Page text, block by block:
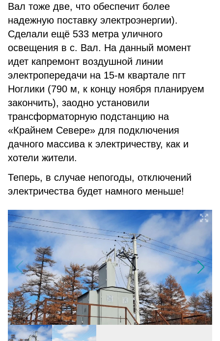
Вал тоже две, что обеспечит более
надежную поставку электроэнергии).
Сделали ещё 533 метра уличного
освещения в с. Вал. На данный момент
идет капремонт воздушной линии
электропередачи на 15-м квартале пгт
Ноглики (790 м, к концу ноября планируем
закончить), заодно установили
трансформаторную подстанцию на
«Крайнем Севере» для подключения
дачного массива к электричеству, как и
хотели жители.
Теперь, в случае непогоды, отключений
электричества будет намного меньше!